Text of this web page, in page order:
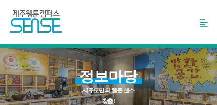
로
가
기
정보마당
제주도만의 웹툰 센스
창출!